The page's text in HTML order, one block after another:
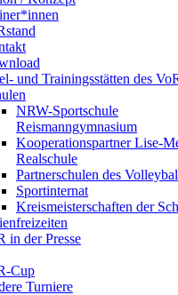
und Trainingsstätten des
NRW-Sportschule
Reismanngymnasium
Kooperationspartner Lise-
Realschule
Partnerschulen des
Sportinternat
Kreismeisterschaften der
in der Presse
Cup
Turniere